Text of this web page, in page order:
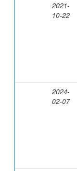
2021-
10-22
2024-
02-07